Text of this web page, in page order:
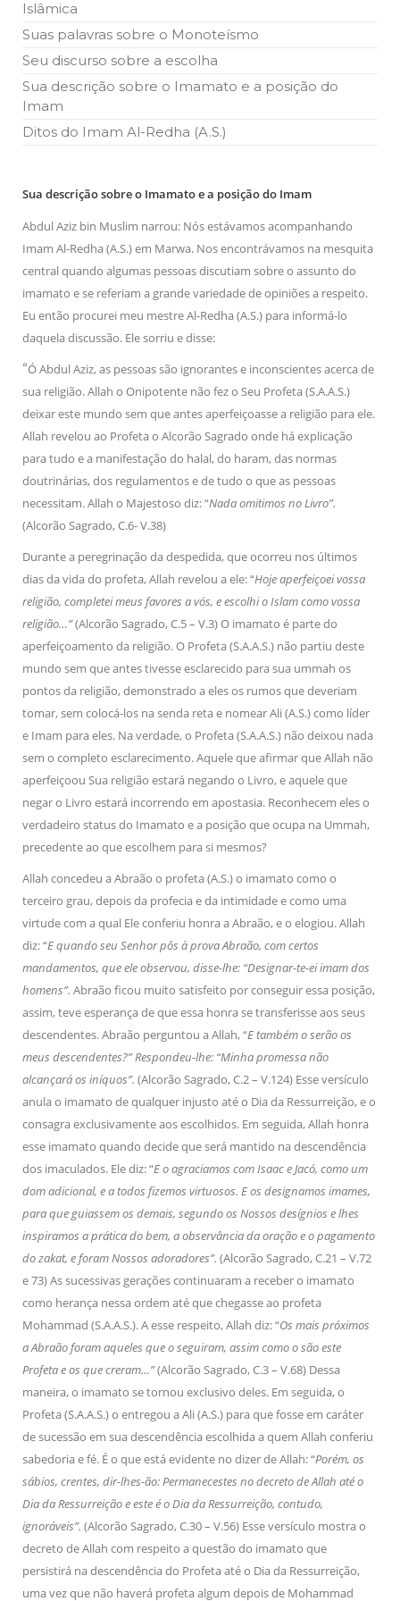
Islâmico no Brasil parabeniza a nação islâmica pela chegada
todos os irmãos e irmãs um novo
Falecimento do Imam Ali Ibn Al-Hussein
(A.S.)
data em que relembramos o martírio do quarto Imam dos
ministro das Relações Exteriores da
República Islâmica do Irã
Brasil recebeu em sua sede, em São Paulo, o ex-ministro das
Relações Exteriores da República Islâmica do Irã, Sr. Kamal
Islâmica
Suas palavras sobre o Monoteísmo
Seu discurso sobre a escolha
Sua descrição sobre o Imamato e a posição do
Imam
Ditos do Imam Al-Redha (A.S.)
Sua descrição sobre o Imamato e a posição do Imam
Abdul Aziz bin Muslim narrou: Nós estávamos acompanhando
Imam Al-Redha (A.S.) em Marwa. Nos encontrávamos na mesquita
central quando algumas pessoas discutiam sobre o assunto do
imamato e se referiam a grande variedade de opiniões a respeito.
Eu então procurei meu mestre Al-Redha (A.S.) para informá-lo
daquela discussão. Ele sorriu e disse:
“Ó Abdul Aziz, as pessoas são ignorantes e inconscientes acerca de
sua religião. Allah o Onipotente não fez o Seu Profeta (S.A.A.S.)
deixar este mundo sem que antes aperfeiçoasse a religião para ele.
Allah revelou ao Profeta o Alcorão Sagrado onde há explicação
para tudo e a manifestação do halal, do haram, das normas
doutrinárias, dos regulamentos e de tudo o que as pessoas
necessitam. Allah o Majestoso diz: “Nada omitimos no Livro”.
(Alcorão Sagrado, C.6- V.38)
Durante a peregrinação da despedida, que ocorreu nos últimos
dias da vida do profeta, Allah revelou a ele: “Hoje aperfeiçoei vossa
religião, completei meus favores a vós, e escolhi o Islam como vossa
religião…”(Alcorão Sagrado, C.5 – V.3) O imamato é parte do
aperfeiçoamento da religião. O Profeta (S.A.A.S.) não partiu deste
mundo sem que antes tivesse esclarecido para sua ummah os
pontos da religião, demonstrado a eles os rumos que deveriam
tomar, sem colocá-los na senda reta e nomear Ali (A.S.) como líder
e Imam para eles. Na verdade, o Profeta (S.A.A.S.) não deixou nada
sem o completo esclarecimento. Aquele que afirmar que Allah não
aperfeiçoou Sua religião estará negando o Livro, e aquele que
negar o Livro estará incorrendo em apostasia. Reconhecem eles o
verdadeiro status do Imamato e a posição que ocupa na Ummah,
precedente ao que escolhem para si mesmos?
Allah concedeu a Abraão o profeta (A.S.) o imamato como o
terceiro grau, depois da profecia e da intimidade e como uma
virtude com a qual Ele conferiu honra a Abraão, e o elogiou. Allah
diz: “E quando seu Senhor pôs à prova Abraão, com certos
mandamentos, que ele observou, disse-lhe: “Designar-te-ei imam dos
homens”. Abraão ficou muito satisfeito por conseguir essa posição,
assim, teve esperança de que essa honra se transferisse aos seus
descendentes. Abraão perguntou a Allah, “E também o serão os
meus descendentes?” Respondeu-lhe: “Minha promessa não
alcançará os iníquos”. (Alcorão Sagrado, C.2 – V.124) Esse versículo
anula o imamato de qualquer injusto até o Dia da Ressurreição, e o
consagra exclusivamente aos escolhidos. Em seguida, Allah honra
esse imamato quando decide que será mantido na descendência
dos imaculados. Ele diz: “E o agraciamos com Isaac e Jacó, como um
dom adicional, e a todos fizemos virtuosos. E os designamos imames,
para que guiassem os demais, segundo os Nossos desígnios e lhes
inspiramos a prática do bem, a observância da oração e o pagamento
do zakat, e foram Nossos adoradores”. (Alcorão Sagrado, C.21 – V.72
e 73) As sucessivas gerações continuaram a receber o imamato
como herança nessa ordem até que chegasse ao profeta
Mohammad (S.A.A.S.). A esse respeito, Allah diz: “Os mais próximos
a Abraão foram aqueles que o seguiram, assim como o são este
Profeta e os que creram…”(Alcorão Sagrado, C.3 – V.68) Dessa
maneira, o imamato se tornou exclusivo deles. Em seguida, o
Profeta (S.A.A.S.) o entregou a Ali (A.S.) para que fosse em caráter
de sucessão em sua descendência escolhida a quem Allah conferiu
sabedoria e fé. É o que está evidente no dizer de Allah: “Porém, os
sábios, crentes, dir-lhes-ão: Permanecestes no decreto de Allah até o
Dia da Ressurreição e este é o Dia da Ressurreição, contudo,
ignoráveis”. (Alcorão Sagrado, C.30 – V.56) Esse versículo mostra o
decreto de Allah com respeito a questão do imamato que
persistirá na descendência do Profeta até o Dia da Ressurreição,
uma vez que não haverá profeta algum depois de Mohammad